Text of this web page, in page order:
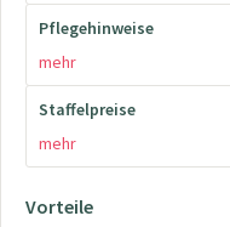
Pflegehinweise
mehr
Staffelpreise
mehr
Vorteile